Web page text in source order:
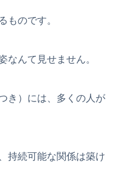
ものです。
なんて見せません。
き）には、多くの人が
持続可能な関係は築け